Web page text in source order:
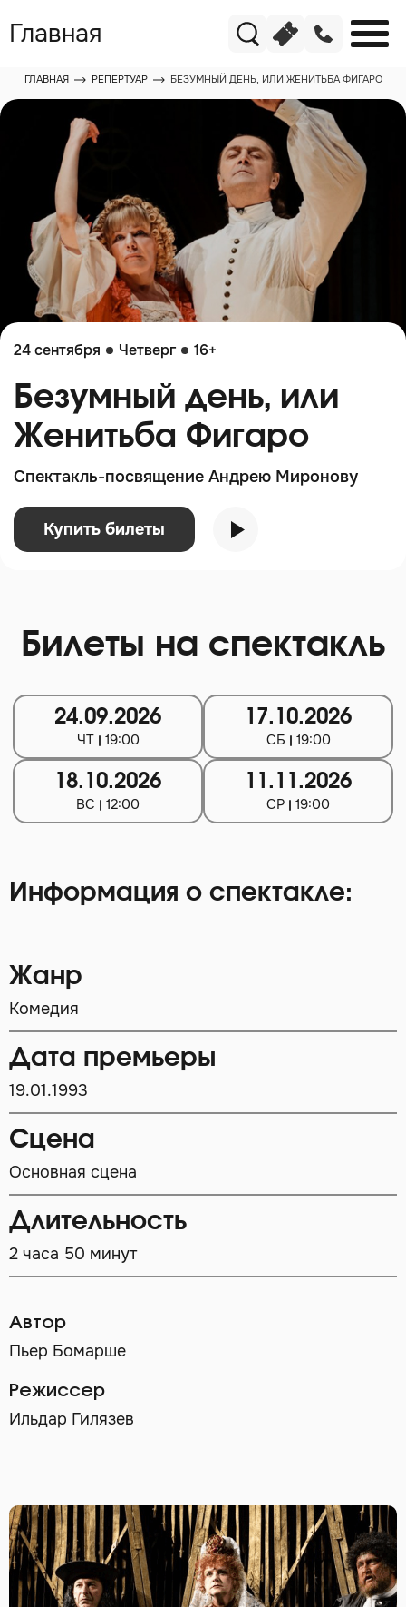
Главная
ГЛАВНАЯ РЕПЕРТУАР БЕЗУМНЫЙ ДЕНЬ, ИЛИ ЖЕНИТЬБА ФИГАРО
24 сентября Четверг 16+
Безумный день, или
Женитьба Фигаро
Спектакль-посвящение Андрею Миронову
Купить билеты
Билеты на спектакль
24.09.2026
ЧТ 19:00
17.10.2026
СБ 19:00
18.10.2026
ВС 12:00
11.11.2026
СР 19:00
Информация о спектакле:
Жанр
Комедия
Дата премьеры
19.01.1993
Сцена
Основная сцена
Длительность
2 часа 50 минут
Автор
Пьер Бомарше
Режиссер
Ильдар Гилязев